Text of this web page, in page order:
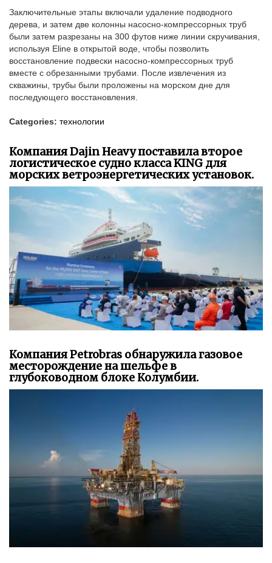
Заключительные этапы включали удаление подводного
дерева, и затем две колонны насосно-компрессорных труб
были затем разрезаны на 300 футов ниже линии скручивания,
используя Eline в открытой воде, чтобы позволить
восстановление подвески насосно-компрессорных труб
вместе с обрезанными трубами. После извлечения из
скважины, трубы были проложены на морском дне для
последующего восстановления.
Categories: технологии
Компания Dajin Heavy поставила второе
логистическое судно класса KING для
морских ветроэнергетических установок.
Компания Petrobras обнаружила газовое
месторождение на шельфе в
глубоководном блоке Колумбии.